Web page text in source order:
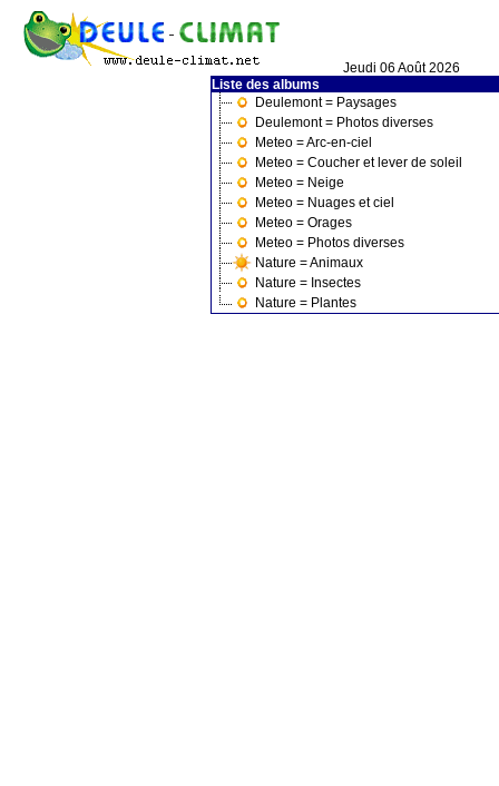
Jeudi 06 Août 2026
Liste des albums
Deulemont = Paysages
Deulemont = Photos diverses
Meteo = Arc-en-ciel
Meteo = Coucher et lever de soleil
Meteo = Neige
Meteo = Nuages et ciel
Meteo = Orages
Meteo = Photos diverses
Nature = Animaux
Nature = Insectes
Nature = Plantes